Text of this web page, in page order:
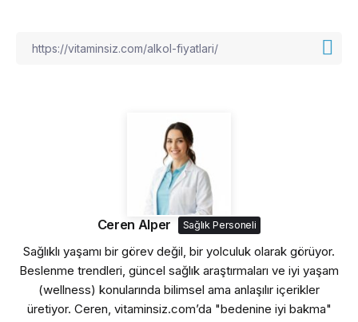
Ceren Alper Sağlık Personeli
Sağlıklı yaşamı bir görev değil, bir yolculuk olarak görüyor.
Beslenme trendleri, güncel sağlık araştırmaları ve iyi yaşam
(wellness) konularında bilimsel ama anlaşılır içerikler
üretiyor. Ceren, vitaminsiz.com’da "bedenine iyi bakma"